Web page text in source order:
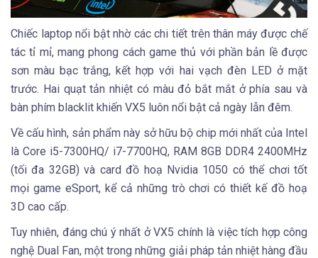
Chiếc laptop nổi bật nhờ các chi tiết trên thân máy được chế
tác tỉ mỉ, mang phong cách game thủ với phần bản lề được
sơn màu bạc trắng, kết hợp với hai vạch đèn LED ở mặt
trước. Hai quạt tản nhiệt có màu đỏ bắt mắt ở phía sau và
bàn phím blacklit khiến VX5 luôn nổi bật cả ngày lẫn đêm.
Về cấu hình, sản phẩm này sở hữu bộ chip mới nhất của Intel
là Core i5-7300HQ/ i7-7700HQ, RAM 8GB DDR4 2400MHz
(tối đa 32GB) và card đồ hoạ Nvidia 1050 có thể chơi tốt
mọi game eSport, kể cả những trò chơi có thiết kế đồ hoạ
3D cao cấp.
Tuy nhiên, đáng chú ý nhất ở VX5 chính là việc tích hợp công
nghệ Dual Fan, một trong những giải pháp tản nhiệt hàng đầu